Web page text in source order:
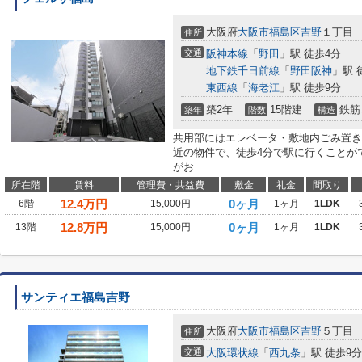
住所 大阪府大阪市福島区吉野 １丁目
交通 阪神本線 「 野田 」駅 徒歩4分
地下鉄千日前線 「 野田阪神 」駅
東西線 「 海老江 」駅 徒歩9分
築年 築2年 階数 15階建 構造 鉄
共用部にはエレベータ・敷地内ごみ置
近の物件で、徒歩4分で駅に行くこと
がお...
所在階 賃料 管理費・共益費 敷金 礼金
間取り
6階
12.4万円 15,000円 0ヶ月 1ヶ月 1LDK
13階 12.8万円 15,000円 0ヶ月 1ヶ月 1LDK
サンティエ福島吉野
住所 大阪府大阪市福島区吉野 ５丁目
交通 大阪環状線 「 西九条 」駅 徒歩9分